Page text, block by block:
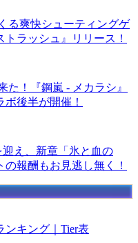
る爽快シューティングゲ
ラッシュ』リリース！
た！『鋼嵐 - メカラシ』
後半が開催！
迎え、新章「氷と血の
報酬もお見逃し無く！
ンキング｜Tier表